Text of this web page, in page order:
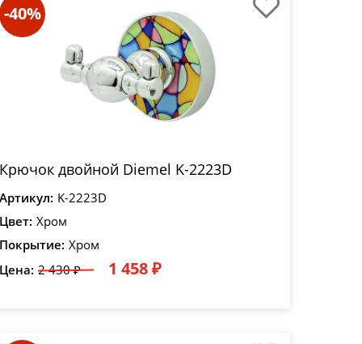
-40%
Крючок двойной Diemel K-2223D
Артикул: K-2223D
Цвет: Хром
Покрытие: Хром
Цена: 2 430 ₽ 1 458 ₽